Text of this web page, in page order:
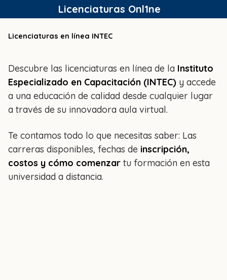
al
Licenciaturas Onl1ne
Licenciaturas en línea INTEC
Descubre las licenciaturas en línea de la Instituto
Especializado en Capacitación (INTEC) y accede
a una educación de calidad desde cualquier lugar
a través de su innovadora aula virtual.
Te contamos todo lo que necesitas saber: Las
carreras disponibles, fechas de inscripción,
costos y cómo comenzar tu formación en esta
universidad a distancia.